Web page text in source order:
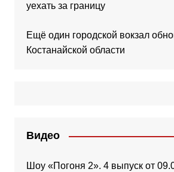
уехать за границу
Ещё один городской вокзал
Костанайской области
Видео
Шоу «Погоня 2». 4 выпуск от